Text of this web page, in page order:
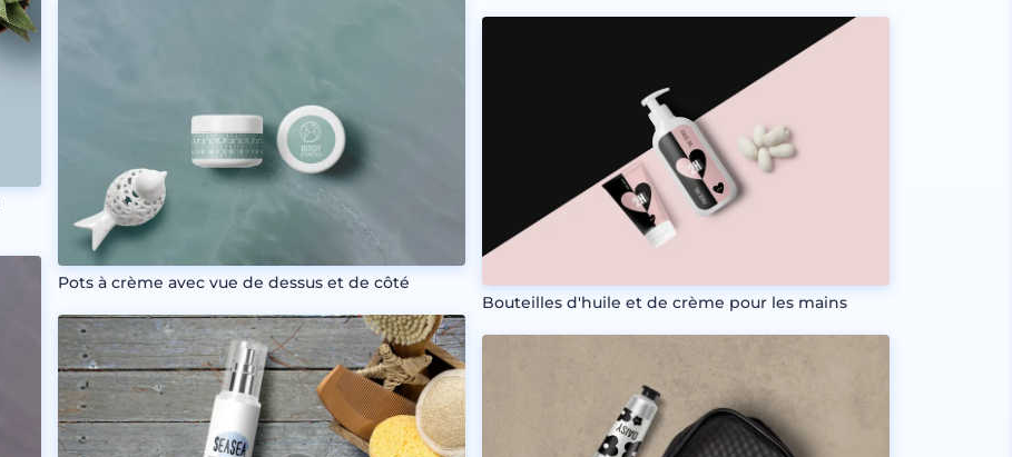
Pots à crème avec vue de dessus et de côté
Bouteilles d'huile et de crème pour les mains